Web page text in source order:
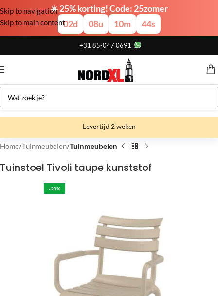
☀️ 25% korting! Code: 25zomer
02d 08u 10m 44s
Skip to navigation
Skip to main content
+31 85-047 0691
Levertijd 2 weken
Gratis verzending
Gratis afhalen
Home Tuinmeubelen Tuinmeubelen
Tuinstoel Tivoli taupe kunststof
-20%